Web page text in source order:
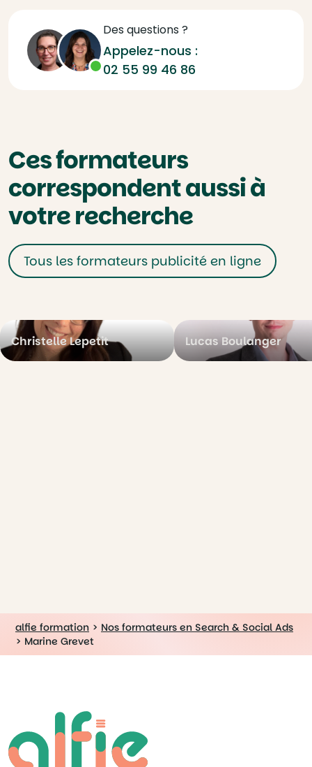
Des questions ?
Appelez-nous :
02 55 99 46 86
Ces formateurs
correspondent aussi à
votre recherche
Tous les formateurs publicité en ligne
Christelle Lepetit Lucas Boulanger
alfie formation > Nos formateurs en Search & Social Ads
> Marine Grevet